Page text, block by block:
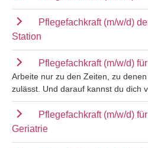
Pflegefachkraft (m/w/d)
Station
Pflegefachkraft (m/w/d)
Arbeite nur zu den Zeiten, zu
zulässt. Und darauf kannst du dich
Pflegefachkraft (m/w/d)
Geriatrie